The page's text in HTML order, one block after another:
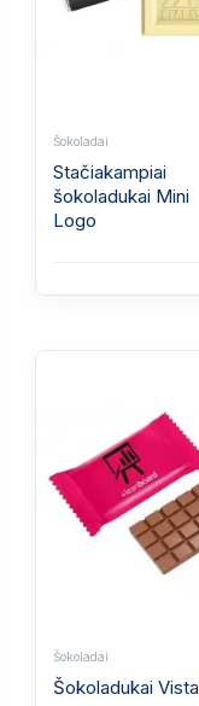
Šokoladai
Stačiakampiai
šokoladukai Mini
Logo
Šokoladai
Šokoladukai Vista